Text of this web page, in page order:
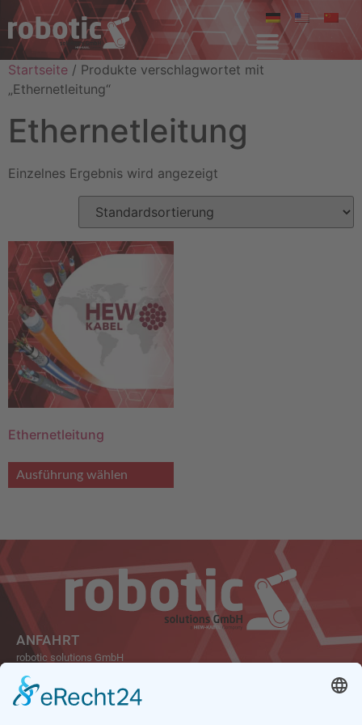
Startseite / Produkte verschlagwortet mit
„Ethernetleitung“
Ethernetleitung
Einzelnes Ergebnis wird angezeigt
Ethernetleitung
Ausführung wählen
ANFAHRT
robotic solutions GmbH
47475 Kamp-Lintfort